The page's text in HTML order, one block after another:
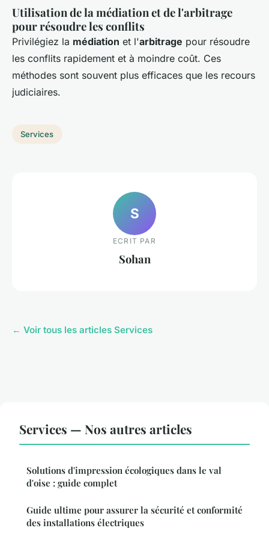
Utilisation de la médiation et de l'arbitrage
pour résoudre les conflits
Privilégiez la médiation et l'arbitrage pour résoudre
les conflits rapidement et à moindre coût. Ces
méthodes sont souvent plus efficaces que les recours
judiciaires.
Services
S
ECRIT PAR
Sohan
← Voir tous les articles Services
Services — Nos autres articles
Solutions d'impression écologiques dans le val
d'oise : guide complet
Guide ultime pour assurer la sécurité et conformité
des installations électriques